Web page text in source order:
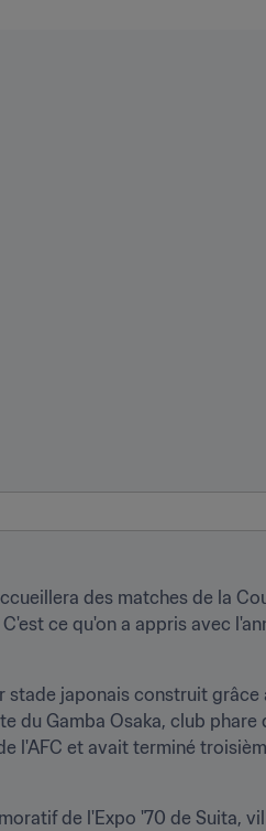
des matches de la
ce qu'on a appris avec
stade japonais construit
du Gamba Osaka, club
l'AFC et avait terminé
de l'Expo '70 de Suita,